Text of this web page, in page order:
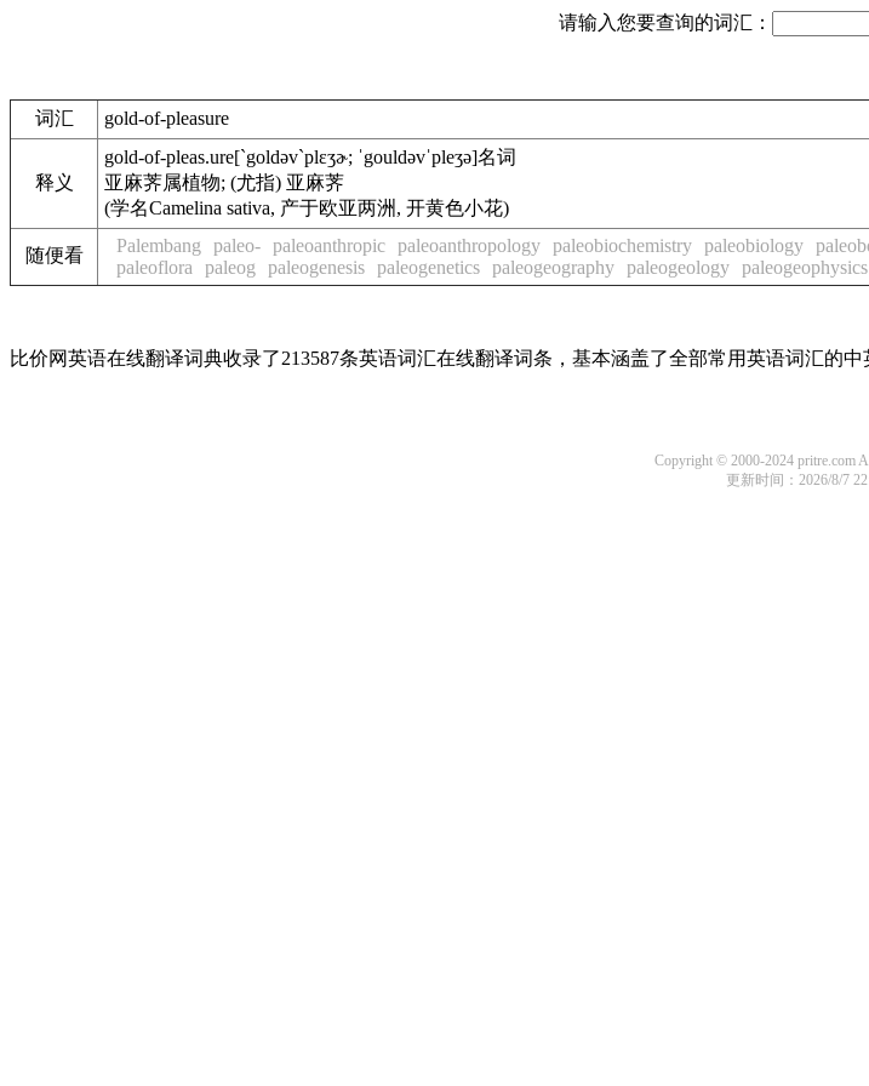
请输入您要查询的词汇：
词汇 gold-of-pleasure
释义
gold-of-pleas.ure[`goldəv`plɛʒɚ; ˈgouldəvˈpleʒə]名词
亚麻荠属植物; (尤指) 亚麻荠
(学名Camelina sativa, 产于欧亚两洲, 开黄色小花)
随便看 Palembang paleo- paleoanthropic paleoanthropology paleobiochemistry paleobiology
paleoflora
paleog paleogenesis paleogenetics paleogeography paleogeology paleogeophysics
比价网英语在线翻译词典收录了213587条英语词汇在线翻译词条，基本涵盖了全部常用英语词汇的
Copyright © 2000-2024 pritre.com
更新时间：2026/8/7